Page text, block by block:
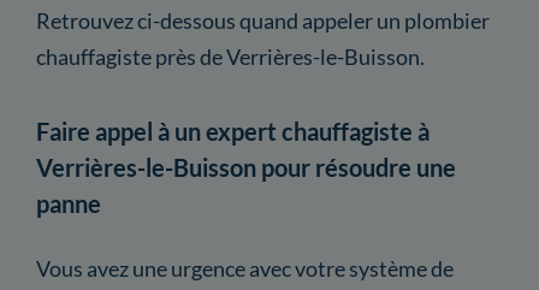
Retrouvez ci-dessous quand appeler un plombier
chauffagiste près de Verrières-le-Buisson.
Faire appel à un expert chauffagiste à
Verrières-le-Buisson pour résoudre une
panne
Vous avez une urgence avec votre système de